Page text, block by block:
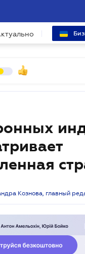
Кознова, главный